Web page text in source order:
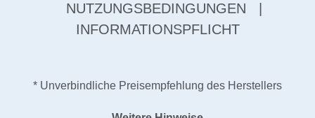
NUTZUNGSBEDINGUNGEN
INFORMATIONSPFLICHT
* Unverbindliche Preisempfehlung des Herstellers